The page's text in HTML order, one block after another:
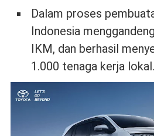
Dalam proses
Indonesia
IKM, dan berhasil
1.000 tenaga kerja lokal.